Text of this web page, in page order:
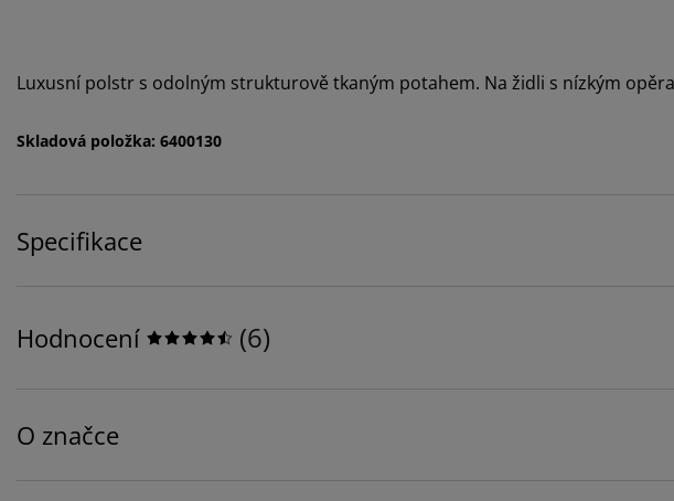
Luxusní polstr s odolným strukturově tkaným potahem. Na židli s nízkým
Skladová položka: 6400130
Specifikace
Hodnocení (6)
O značce